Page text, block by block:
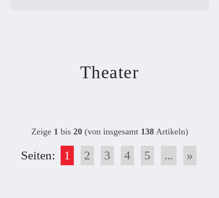
Theater
Zeige 1 bis 20(von insgesamt 138Artikeln)
Seiten: 1 2 3 4 5 ... »